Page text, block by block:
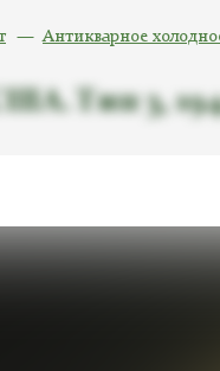
Антикварное
Тип 3,